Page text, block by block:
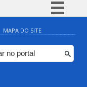
Simplifique!
Comunica BR
Participe
MAPA DO SITE